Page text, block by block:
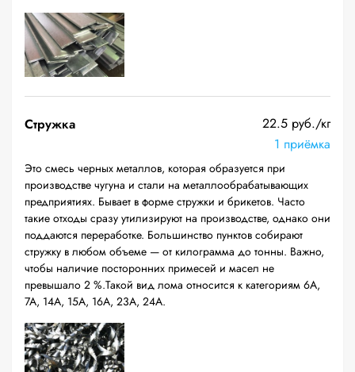
Стружка
22.5 руб./кг
1 приёмка
Это смесь черных металлов, которая образуется при
производстве чугуна и стали на металлообрабатывающих
предприятиях. Бывает в форме стружки и брикетов. Часто
такие отходы сразу утилизируют на производстве, однако они
поддаются переработке. Большинство пунктов собирают
стружку в любом объеме — от килограмма до тонны. Важно,
чтобы наличие посторонних примесей и масел не
превышало 2 %.Такой вид лома относится к категориям 6А,
7А, 14А, 15А, 16А, 23А, 24А.